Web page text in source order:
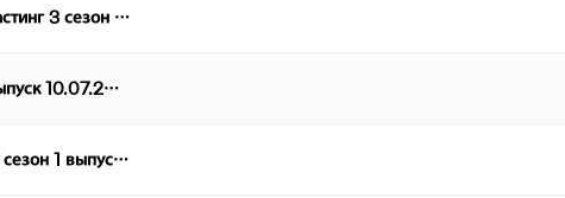
3 сезон …
10.07.2…
сезон 1 выпус…